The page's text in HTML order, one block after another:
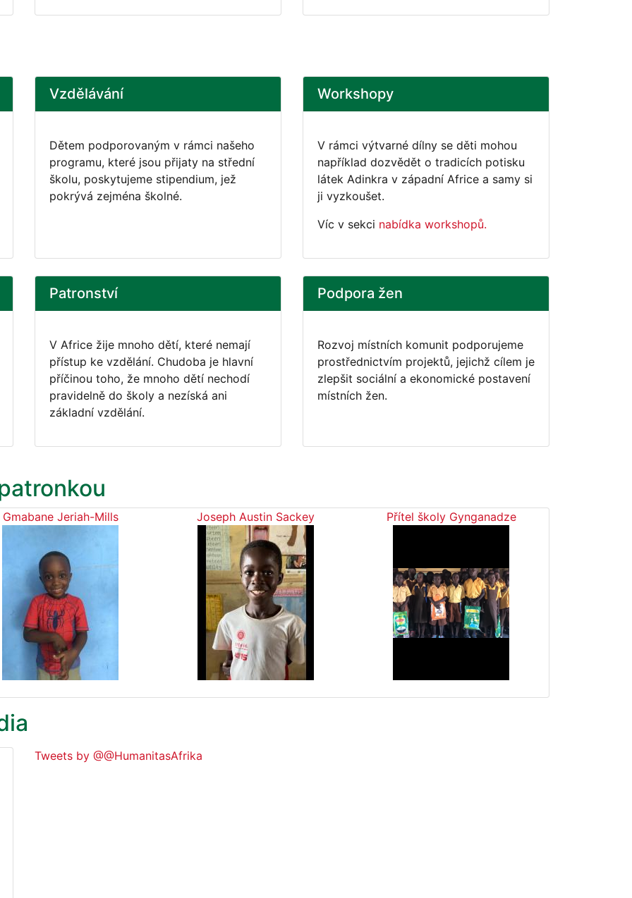
Vzdělávání
Dětem podporovaným v rámci našeho
programu, které jsou přijaty na střední
školu, poskytujeme stipendium, jež
pokrývá zejména školné.
Workshopy
V rámci výtvarné dílny se děti mohou
například dozvědět o tradicích potisku
látek Adinkra v západní Africe a samy si
ji vyzkoušet.
Víc v sekci nabídka workshopů.
Patronství
V Africe žije mnoho dětí, které nemají
přístup ke vzdělání. Chudoba je hlavní
příčinou toho, že mnoho dětí nechodí
pravidelně do školy a nezíská ani
základní vzdělání.
Podpora žen
Rozvoj místních komunit podporujeme
prostřednictvím projektů, jejichž cílem je
zlepšit sociální a ekonomické postavení
místních žen.
Gmabane Jeriah-Mills Joseph Austin Sackey Přítel školy Gynganadze
Tweets by @@HumanitasAfrika